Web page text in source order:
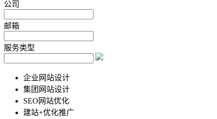
公司
邮箱
服务类型
企业网站设计
集团网站设计
SEO网站优化
建站+优化推广